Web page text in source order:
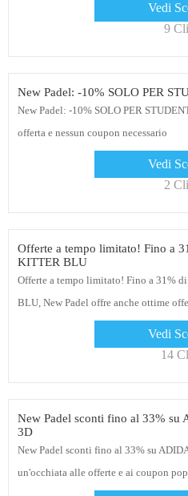
Vedi
9
New Padel: -10% SOLO PER
New Padel: -10% SOLO PER
offerta e nessun coupon necessario
Vedi
2
Offerte a tempo limitato! Fino a
KITTER BLU
Offerte a tempo limitato! Fino a 31%
BLU, New Padel offre anche ottime
Vedi
14
New Padel sconti fino al 33%
3D
New Padel sconti fino al 33% su
un'occhiata alle offerte e ai coupon